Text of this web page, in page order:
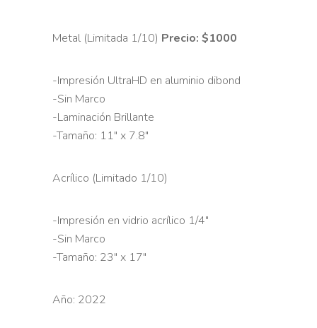
Metal (Limitada 1/10) Precio: $1000
-Impresión UltraHD en aluminio dibond
-Sin Marco
-Laminación Brillante
-Tamaño: 11″ x 7.8″
Acrílico (Limitado 1/10)
-Impresión en vidrio acrílico 1/4″
-Sin Marco
-Tamaño: 23″ x 17″
Año: 2022